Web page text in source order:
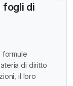
fogli di
formule
di diritto
il loro